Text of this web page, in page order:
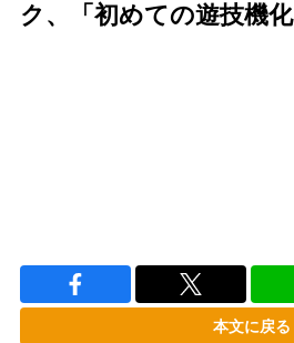
ク、「初めての遊技機
本文に戻る